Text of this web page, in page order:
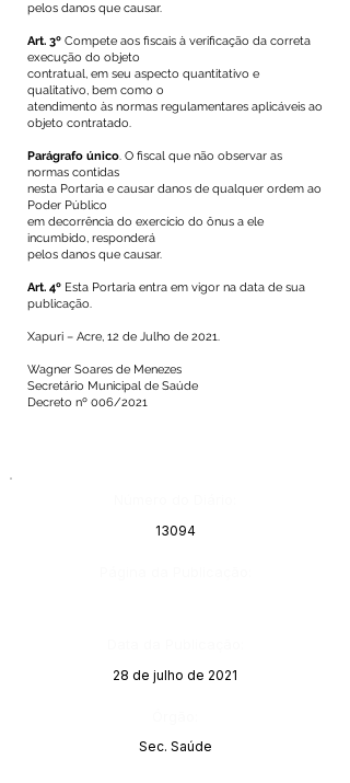
pelos danos que causar.
Art. 3º Compete aos fiscais à verificação da correta
execução do objeto
contratual, em seu aspecto quantitativo e
qualitativo, bem como o
atendimento às normas regulamentares aplicáveis ao
objeto contratado.
Parágrafo único. O fiscal que não observar as
normas contidas
nesta Portaria e causar danos de qualquer ordem ao
Poder Público
em decorrência do exercício do ônus a ele
incumbido, responderá
pelos danos que causar.
Art. 4º Esta Portaria entra em vigor na data de sua
publicação.
Xapuri – Acre, 12 de Julho de 2021.
Wagner Soares de Menezes
Secretário Municipal de Saúde
Decreto nº 006/2021
13094
28 de julho de 2021
Sec. Saúde